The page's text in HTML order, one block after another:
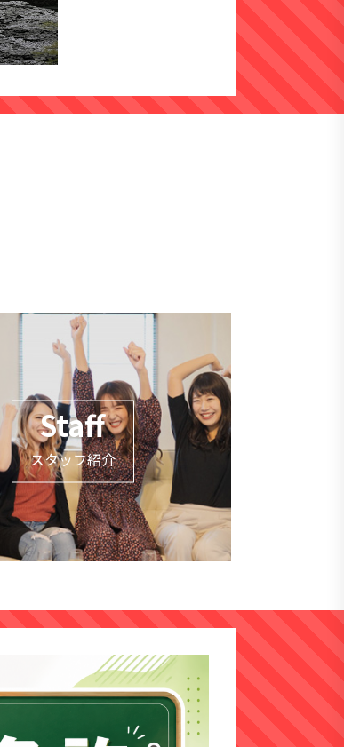
Staff
スタッフ紹介